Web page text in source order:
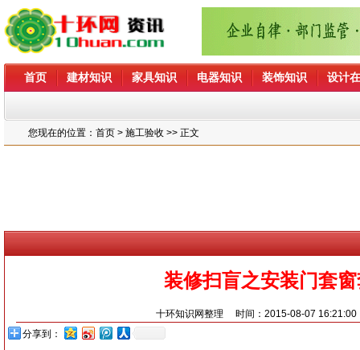
首页 建材知识 家具知识 电器知识 装饰知识 设计
您现在的位置：首页 > 施工验收 >> 正文
装修扫盲之安装门套
十环知识网整理
时间：2015-08-07
分享到：